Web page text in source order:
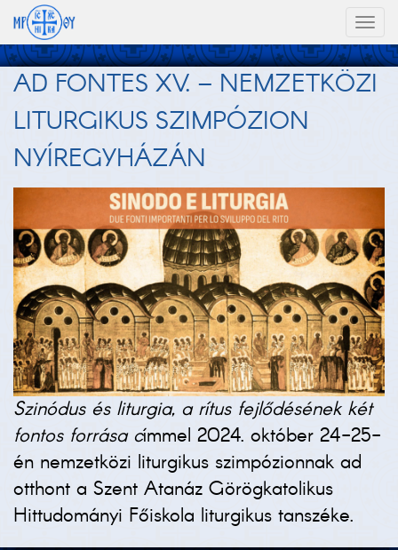
AD FONTES XV. – NEMZETKÖZI
LITURGIKUS SZIMPÓZION
NYÍREGYHÁZÁN
Szinódus és liturgia, a rítus fejlődésének két
fontos forrása címmel 2024. október 24-25-
én nemzetközi liturgikus szimpózionnak ad
otthont a Szent Atanáz Görögkatolikus
Hittudományi Főiskola liturgikus tanszéke.